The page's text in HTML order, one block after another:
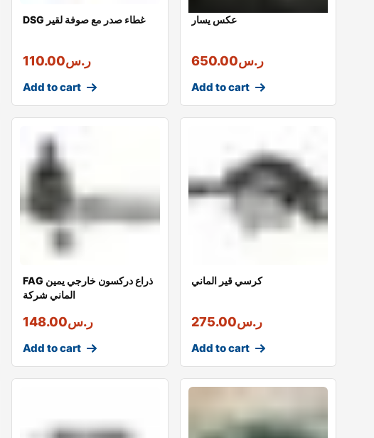
DSG غطاء صدر مع صوفة لقير
ر.س110.00
Add to cart
عكس يسار
ر.س650.00
Add to cart
FAG ذراع دركسون خارجي يمين
الماني شركة
ر.س148.00
Add to cart
كرسي قير الماني
ر.س275.00
Add to cart